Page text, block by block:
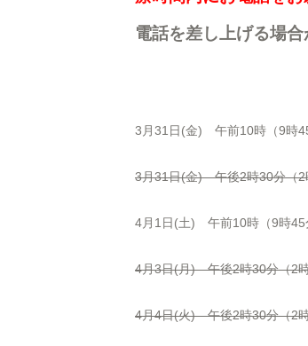
電話を差し上げる場合
3月31日(金) 午前10時（9時45
3月31日(金) 午後2時30分（2
4月1日(土) 午前10時（9時45
4月3日(月) 午後2時30分（2
4月4日(火) 午後2時30分（2